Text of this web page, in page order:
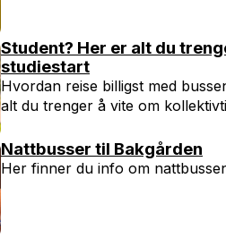
Student? Her er alt du
studiestart
Hvordan reise billigst med
alt du trenger å vite om
Nattbusser til Bakgården
Her finner du info om